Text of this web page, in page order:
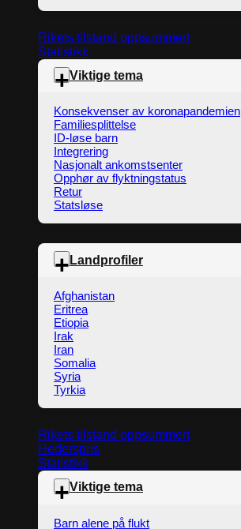
Rikets tilstand oppsummert
Statistikk
Viktige tema
Konsekvenser av koronapandemien
Familiesplittelse
ID-løse barn
Integrering
Nasjonalt ankomstsenter
Opphør av flyktningstatus
Retur
Statsløse
Landprofiler
Afghanistan
Eritrea
Etiopia
Irak
Iran
Somalia
Syria
Tyrkia
Rikets tilstand oppsummert
Hederspris
Statistikk
Viktige tema
Barn alene på flukt